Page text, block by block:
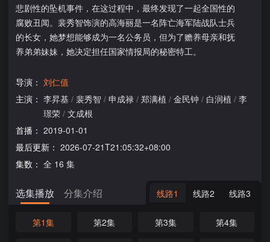
悲剧性的坠机事件，在这过程中，最终发现了一起全国性的
腐败丑闻。裴秀智饰演的高海丽是一名阵亡海军陆战队士兵
的长女，她梦想能够成为一名公务员，但为了赡养母亲和抚
养弟弟妹妹，她决定担任国家情报局的秘密特工。
导演： 刘仁值
主演： 李昇基 / 裴秀智 / 申成禄 / 郑满植 / 金民钟 / 白润植 / 李
璟荣 / 文成根
首播： 2019-01-01
最后更新： 2026-07-21T21:05:32+08:00
集数： 全 16 集
选集播放 分集介绍 线路1 线路2 线路3
第1集 第2集 第3集 第4集